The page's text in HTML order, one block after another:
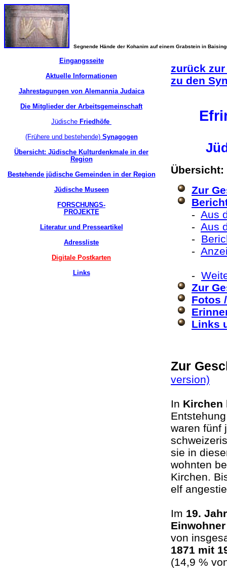
Segnende Hände der Kohanim auf einem Grabstein in
Eingangsseite
Aktuelle Informationen
Jahrestagungen von Alemannia Judaica
Die Mitglieder der Arbeitsgemeinschaft
Jüdische Friedhöfe
(Frühere und bestehende)Synagogen
Übersicht: Jüdische Kulturdenkmale in der
Region
Bestehende jüdische Gemeinden in der Region
Jüdische Museen
FORSCHUNGS-
PROJEKTE
Literatur und Presseartikel
Adressliste
Digitale Postkarten
Links
zurück
zu den
Übersicht:
Zur
- Aus
- Aus
-
-
-
Zur
Fotos
Links
Zur
version)
In Kirchen
waren fünf
sie in
wohnten
Kirchen.
elf
Im 19.
von
1871 mit
(14,9 %